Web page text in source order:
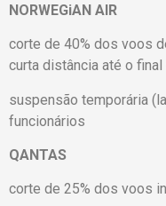
NORWEGiAN AIR
corte de 40% dos voos
curta distância até o final
suspensão temporária
funcionários
QANTAS
corte de 25% dos voos